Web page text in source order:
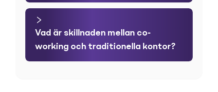
Vad är skillnaden mellan co-
working och traditionella kontor?